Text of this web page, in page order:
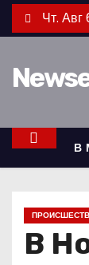
е
к
Чт.
В
В